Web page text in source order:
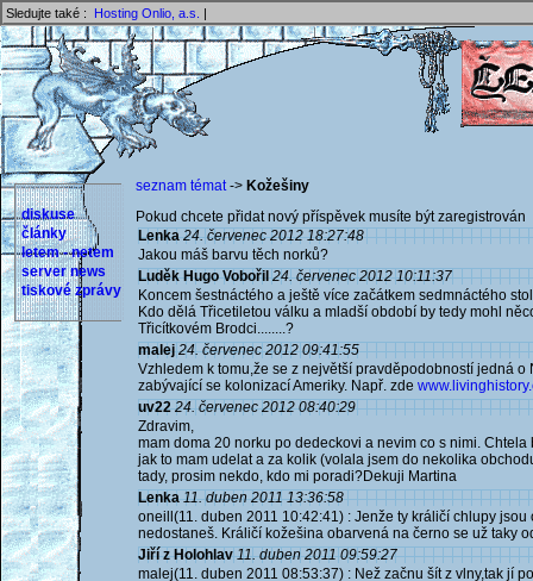
Sledujte také : Hosting Onlio, a.s. |
diskuse
články
letem - netem
server news
tiskové zprávy
seznam témat-> Kožešiny
Pokud chcete přidat nový příspěvek musíte být
Lenka 24. červenec 2012 18:27:48
Jakou máš barvu těch norků?
Luděk Hugo Vobořil 24. červenec 2012 10:11:37
Koncem šestnáctého a ještě více začátkem sedmnáctého
Kdo dělá Třicetiletou válku a mladší období by tedy mohl
Třicítkovém Brodci........?
malej 24. červenec 2012 09:41:55
Vzhledem k tomu,že se z největší pravděpodobností jedná
zabývající se kolonizací Ameriky. Např. zde
uv22 24. červenec 2012 08:40:29
Zdravim,
mam doma 20 norku po dedeckovi a nevim co s nimi.
jak to mam udelat a za kolik (volala jsem do nekolika
tady, prosim nekdo, kdo mi poradi?Dekuji Martina
Lenka 11. duben 2011 13:36:58
oneill(11. duben 2011 10:42:41) : Jenže ty králičí chlupy
nedostaneš. Králičí kožešina obarvená na černo se už taky
Jiří z Holohlav 11. duben 2011 09:59:27
malej(11. duben 2011 08:53:37) : Než začnu šít z vlny,tak jí